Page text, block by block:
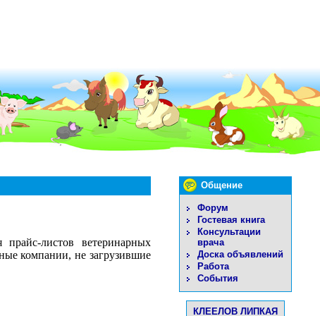
Общение
Форум
Гостевая книга
Консультации
врача
Доска объявлений
Работа
События
КЛЕЕЛОВ ЛИПКАЯ
листов ветеринарных
компании, не загрузившие